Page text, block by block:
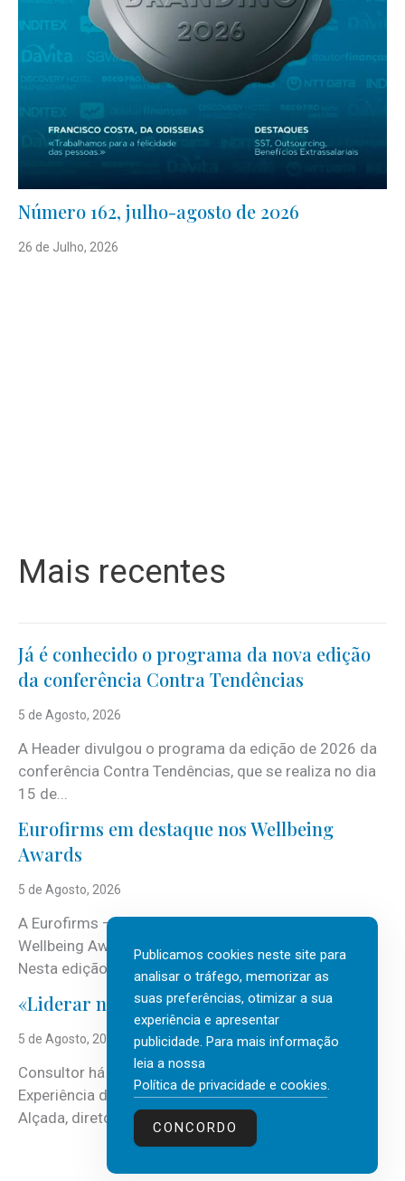
Número 162, julho-agosto de 2026
26 de Julho, 2026
Mais recentes
Já é conhecido o programa da nova edição
da conferência Contra Tendências
5 de Agosto, 2026
A Header divulgou o programa da edição de 2026 da
conferência Contra Tendências, que se realiza no dia
15 de...
Eurofirms em destaque nos Wellbeing
Awards
5 de Agosto, 2026
A Eurofirms – People first está de regresso aos
Wellbeing Awards, integrando o Top Wellbeing 2026.
Nesta edição, a multinacional...
«Liderar não é um talento místico.»
5 de Agosto, 2026
Consultor há mais de três décadas nas áreas de
Experiência do Cliente, Vendas e Liderança, Manuel
Alçada, diretor executivo da...
Publicamos cookies neste site para
analisar o tráfego, memorizar as
suas preferências, otimizar a sua
experiência e apresentar
publicidade. Para mais informação
leia a nossa
Política de privacidade e cookies.
CONCORDO